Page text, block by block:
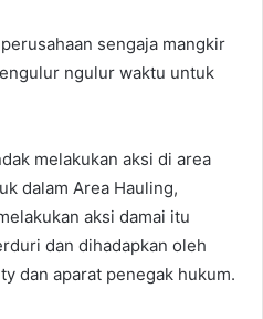
sengaja mangkir
ngulur waktu untuk
melakukan aksi di area
dalam Area Hauling,
aksi damai itu
dan dihadapkan oleh
dan aparat penegak hukum.